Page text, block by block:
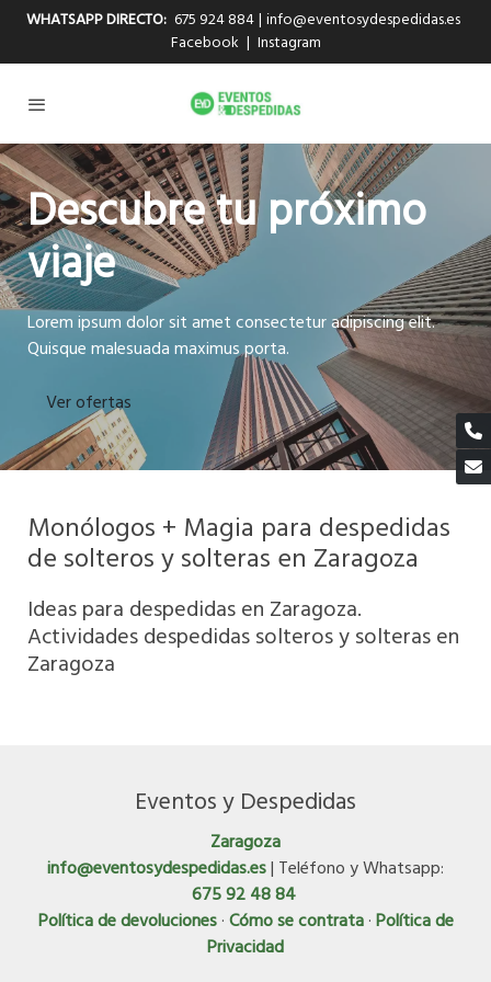
WHATSAPP DIRECTO: 675 924 884| info@eventosydespedidas.es
Facebook | Instagram
Descubre tu próximo
viaje
Lorem ipsum dolor sit amet consectetur adipiscing elit.
Quisque malesuada maximus porta.
Ver ofertas
Monólogos + Magia para despedidas
de solteros y solteras en Zaragoza
Ideas para despedidas en Zaragoza.
Actividades despedidas solteros y solteras en
Zaragoza
Eventos y Despedidas
Zaragoza
info@eventosydespedidas.es| Teléfono y Whatsapp:
675 92 48 84
Política de devoluciones·Cómo se contrata·Política de
Privacidad